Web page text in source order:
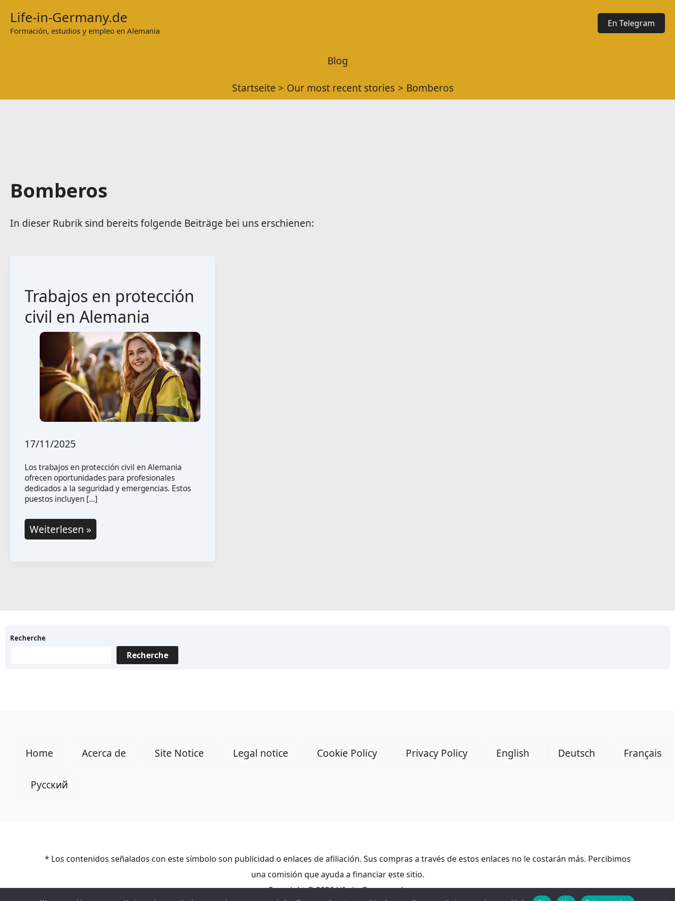
Inhalt
Life-in-Germany.de
Formación, estudios y empleo en Alemania
En Telegram
Blog
Startseite
Our most recent stories Bomberos
Bomberos
Trabajos en protección
civil en Alemania
17/11/2025
Los trabajos en protección civil en Alemania
ofrecen oportunidades para profesionales
dedicados a la seguridad y emergencias. Estos
puestos incluyen […]
Trabajos
Weiterlesen »
Recherche
Recherche
Home Acerca de Site Notice Legal notice Cookie Policy Privacy Policy English Deutsch Français
Русский
* Los contenidos señalados con este símbolo son publicidad o enlaces de afiliación. Sus compras a través de estos enlaces no le costarán más. Percibimos
una comisión que ayuda a financiar este sitio.
Copyright © 2026 Life-in-Germany.de